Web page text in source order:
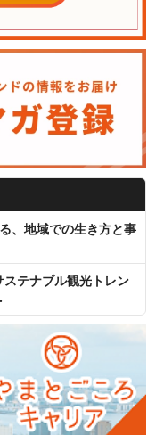
、地域での生き方と事
テナブル観光トレン